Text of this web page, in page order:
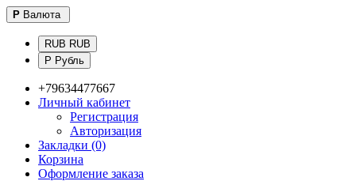
Р Валюта
RUB RUB
Р Рубль
+79634477667
Личный кабинет
Регистрация
Авторизация
Закладки (0)
Корзина
Оформление заказа